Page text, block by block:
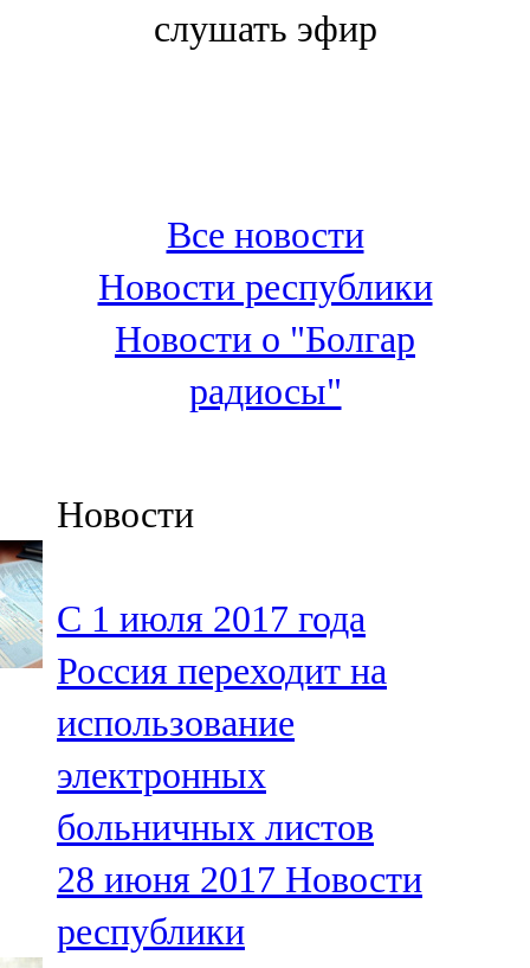
100,3 FM
Зәй
106,6 FM
Кадыбаш
105,2 FM
91,5 FM
106,1 FM
Кама тамагы
71,51 FM
Кукмара
107,9 FM
Лениногорский
102,1 FM
слушать эфир
Все новости
Новости республики
Новости о "Болгар
радиосы"
Новости
С 1 июля 2017 года
Россия переходит на
использование
электронных
больничных листов
28 июня 2017 Новости
республики